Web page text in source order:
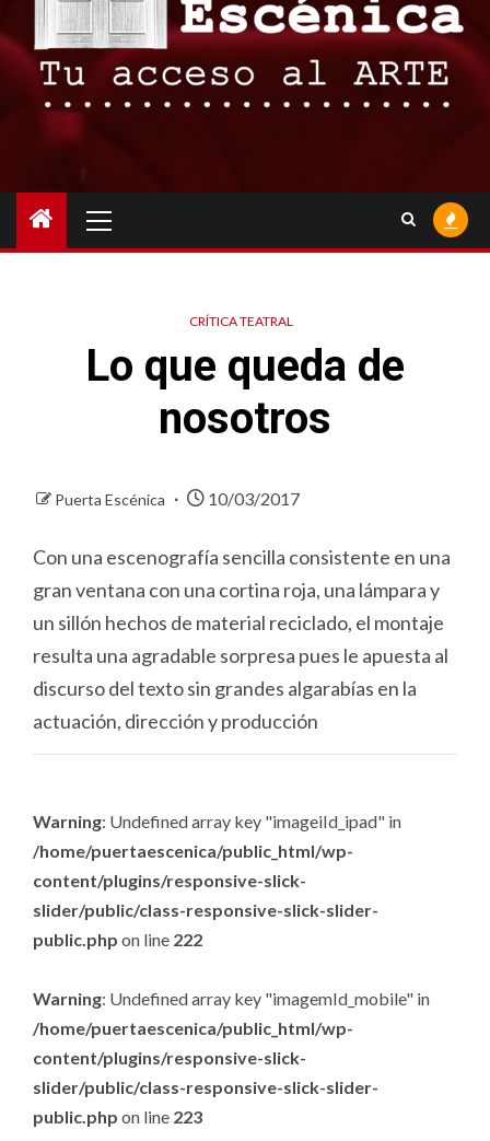
principal
CRÍTICA TEATRAL
Lo que queda de
nosotros
Puerta Escénica 10/03/2017
Con una escenografía sencilla consistente en una
gran ventana con una cortina roja, una lámpara y
un sillón hechos de material reciclado, el montaje
resulta una agradable sorpresa pues le apuesta al
discurso del texto sin grandes algarabías en la
actuación, dirección y producción
Warning: Undefined array key "imageiId_ipad" in
/home/puertaescenica/public_html/wp-
content/plugins/responsive-slick-
slider/public/class-responsive-slick-slider-
public.php on line 222
Warning: Undefined array key "imagemId_mobile" in
/home/puertaescenica/public_html/wp-
content/plugins/responsive-slick-
slider/public/class-responsive-slick-slider-
public.php on line 223